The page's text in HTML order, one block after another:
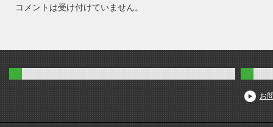
コメントは受け付けていません。
お